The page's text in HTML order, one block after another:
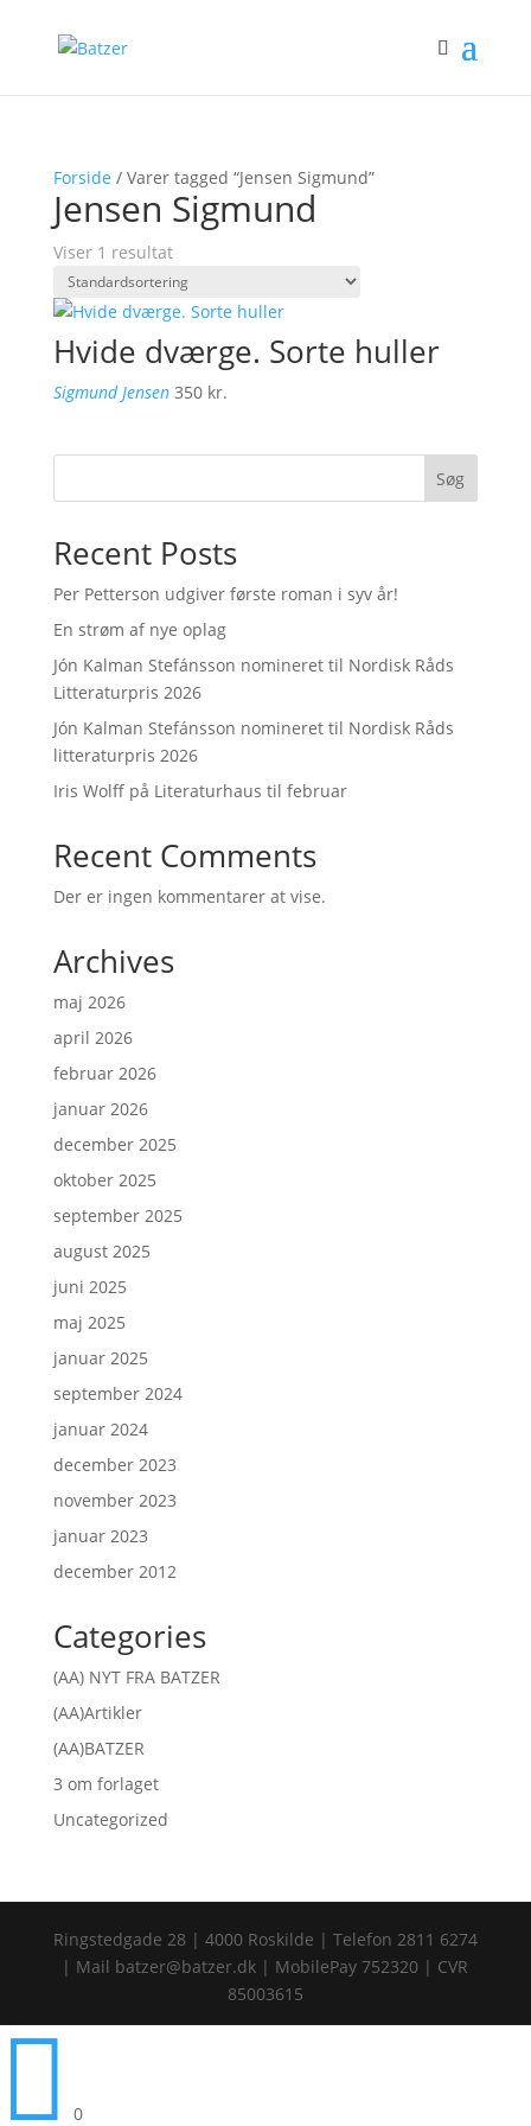
Forside / Varer tagged “Jensen Sigmund”
Jensen Sigmund
Viser 1 resultat
Hvide dværge. Sorte huller
Sigmund Jensen 350 kr.
Søg
Recent Posts
Per Petterson udgiver første roman i syv år!
En strøm af nye oplag
Jón Kalman Stefánsson nomineret til Nordisk Råds
Litteraturpris 2026
Jón Kalman Stefánsson nomineret til Nordisk Råds
litteraturpris 2026
Iris Wolff på Literaturhaus til februar
Recent Comments
Der er ingen kommentarer at vise.
Archives
maj 2026
april 2026
februar 2026
januar 2026
december 2025
oktober 2025
september 2025
august 2025
juni 2025
maj 2025
januar 2025
september 2024
januar 2024
december 2023
november 2023
januar 2023
december 2012
Categories
(AA) NYT FRA BATZER
(AA)Artikler
(AA)BATZER
3 om forlaget
Uncategorized
Ringstedgade 28 | 4000 Roskilde | Telefon 2811 6274
| Mail batzer@batzer.dk | MobilePay 752320 | CVR
85003615
 0